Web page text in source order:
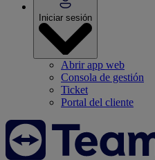
Iniciar sesión
Abrir app web
Consola de gestión
Ticket
Portal del cliente